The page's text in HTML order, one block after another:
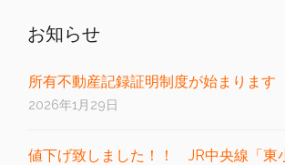
お知らせ
所有不動産記録証明制度が始まります
2026年1月29日
値下げ致しました！！ JR中央線「東